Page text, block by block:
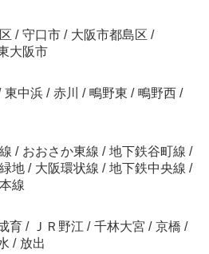
/ 守口市 / 大阪市都島区 /
大阪市
東中浜 / 赤川 / 鴫野東 / 鴫野西 /
/ おおさか東線 / 地下鉄谷町線 /
地 / 大阪環状線 / 地下鉄中央線 /
線
育 / ＪＲ野江 / 千林大宮 / 京橋 /
/ 放出